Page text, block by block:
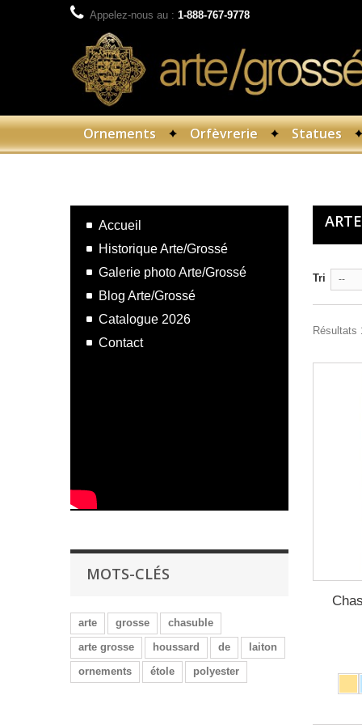
Appelez-nous au : 1-888-767-9778
Ornements Orfèvrerie Statues
Accueil
Historique Arte/Grossé
Galerie photo Arte/Grossé
Blog Arte/Grossé
Catalogue 2026
Contact
MOTS-CLÉS
arte grosse
chasuble
arte grosse
houssard de
laiton
ornements
étole polyester
Tri --
Résultats